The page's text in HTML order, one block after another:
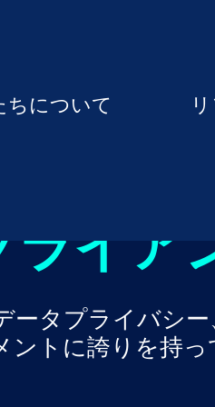
ちについて
ライア
ータプライバシ
トに誇りを持っ